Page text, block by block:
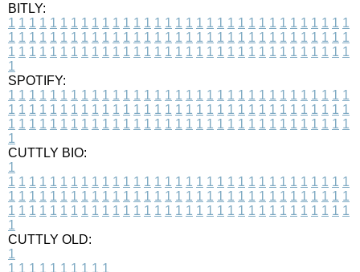
BITLY:
1 1 1 1 1 1 1 1 1 1 1 1 1 1 1 1 1 1 1 1 1 1 1 1 1 1 1 1 1 1 1 1 1
1 1 1 1 1 1 1 1 1 1 1 1 1 1 1 1 1 1 1 1 1 1 1 1 1 1 1 1 1 1 1 1 1
1 1 1 1 1 1 1 1 1 1 1 1 1 1 1 1 1 1 1 1 1 1 1 1 1 1 1 1 1 1 1 1 1
1
SPOTIFY:
1 1 1 1 1 1 1 1 1 1 1 1 1 1 1 1 1 1 1 1 1 1 1 1 1 1 1 1 1 1 1 1 1
1 1 1 1 1 1 1 1 1 1 1 1 1 1 1 1 1 1 1 1 1 1 1 1 1 1 1 1 1 1 1 1 1
1 1 1 1 1 1 1 1 1 1 1 1 1 1 1 1 1 1 1 1 1 1 1 1 1 1 1 1 1 1 1 1 1
1
CUTTLY BIO:
1
1 1 1 1 1 1 1 1 1 1 1 1 1 1 1 1 1 1 1 1 1 1 1 1 1 1 1 1 1 1 1 1 1
1 1 1 1 1 1 1 1 1 1 1 1 1 1 1 1 1 1 1 1 1 1 1 1 1 1 1 1 1 1 1 1 1
1 1 1 1 1 1 1 1 1 1 1 1 1 1 1 1 1 1 1 1 1 1 1 1 1 1 1 1 1 1 1 1 1
1
CUTTLY OLD:
1
1 1 1 1 1 1 1 1 1 1